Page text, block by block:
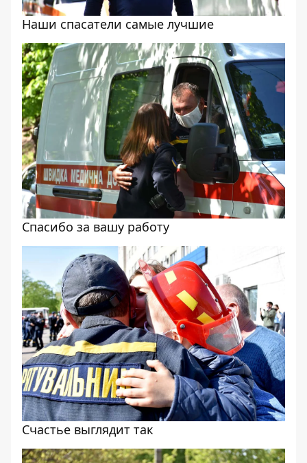
Наши спасатели самые лучшие
Спасибо за вашу работу
Счастье выглядит так